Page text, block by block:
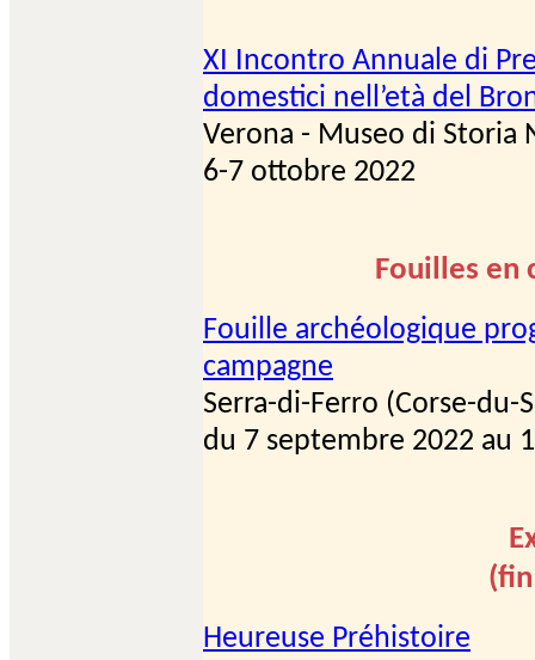
XI Incontro Annuale di
domestici nell’età del
Verona - Museo di Storia
6-7 ottobre 2022
Fouilles en
Fouille archéologique
campagne
Serra-di-Ferro (Corse-du-
du 7 septembre 2022 au
Heureuse Préhistoire